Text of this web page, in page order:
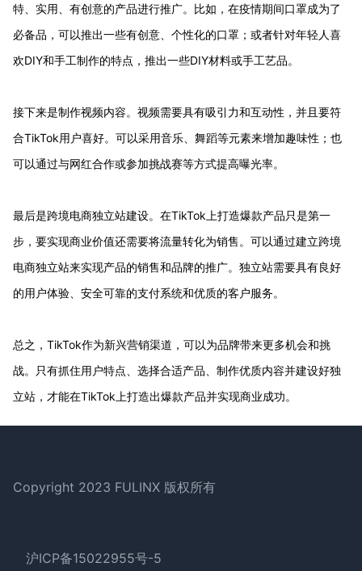
特、实用、有创意的产品进行推广。比如，在疫情期间口罩成为了
必备品，可以推出一些有创意、个性化的口罩；或者针对年轻人喜
欢DIY和手工制作的特点，推出一些DIY材料或手工艺品。
接下来是制作视频内容。视频需要具有吸引力和互动性，并且要符
合TikTok用户喜好。可以采用音乐、舞蹈等元素来增加趣味性；也
可以通过与网红合作或参加挑战赛等方式提高曝光率。
最后是跨境电商独立站建设。在TikTok上打造爆款产品只是第一
步，要实现商业价值还需要将流量转化为销售。可以通过建立跨境
电商独立站来实现产品的销售和品牌的推广。独立站需要具有良好
的用户体验、安全可靠的支付系统和优质的客户服务。
总之，TikTok作为新兴营销渠道，可以为品牌带来更多机会和挑
战。只有抓住用户特点、选择合适产品、制作优质内容并建设好独
立站，才能在TikTok上打造出爆款产品并实现商业成功。
Copyright 2023 FULINX 版权所有
沪ICP备15022955号-5